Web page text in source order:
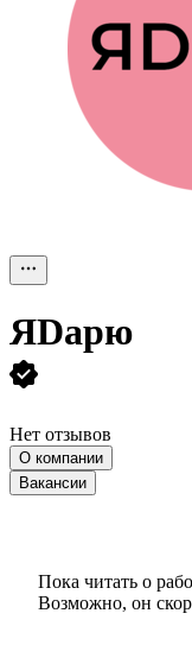
ЯDарю
Нет отзывов
О компании
Вакансии
Пока читать о
Возможно, он